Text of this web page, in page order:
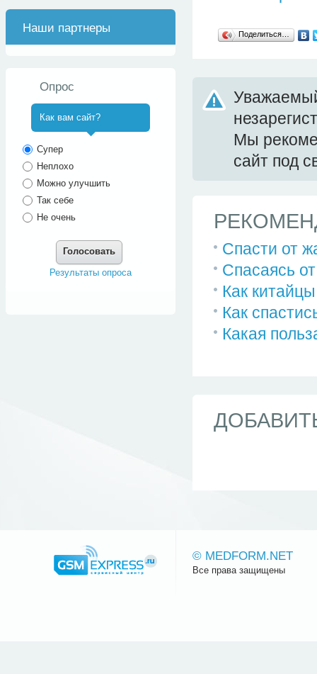
Поделиться…
Мы
сайт под
Спасти от
Спасаясь
Как
Как
Какая
Наши партнеры
Опрос
Как вам сайт?
Супер
Неплохо
Можно улучшить
Так себе
Не очень
Голосовать
Результаты опроса
© MEDFORM.NET
Все права защищены